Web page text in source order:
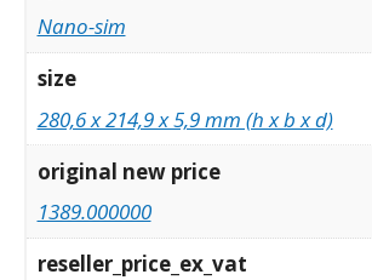
Nano-sim
size
280,6 x 214,9 x 5,9 mm (h x b x d)
original new price
1389.000000
reseller_price_ex_vat